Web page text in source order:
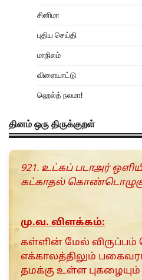
சினிமா
புதிய செய்தி
மாநிலம்
விளையாட்டு
ஹெல்த் நலமா!
தினம் ஒரு திருக்குறள்
921. உட்கப் படாஅர்
கட்காதல்
மு.வ. விளக்கம்:
கள்ளின் மேல்
எக்காலத்திலும்
தமக்கு உள்ள புகழையும்